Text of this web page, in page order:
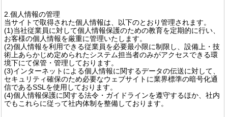
2.個人情報の管理
当サイトで取得された個人情報は、以下のとおり管理されます。
(1)当社従業員に対して個人情報保護のための教育を定期的に行い、
お客様の個人情報を厳重に管理いたします。
(2)個人情報を利用できる従業員を必要最小限に制限し、設備上・技
術上あらかじめ定められたシステム担当者のみがアクセスできる環
境下にて保管・管理しております。
(3)インターネットによる個人情報に関するデータの伝送に対して、
セキュリティ確保のため必要なウェブサイトに業界標準の暗号化通
信であるSSLを使用しております。
(4)個人情報保護に関する法令・ガイドラインを遵守するほか、社内
でもこれらに従って社内体制を整備しております。